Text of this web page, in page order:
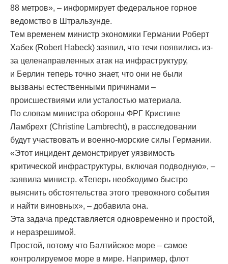
88 метров», – информирует федеральное горное
ведомство в Штральзунде.
Тем временем министр экономики Германии Роберт
Хабек (Robert Habeck) заявил, что течи появились из-
за целенаправленных атак на инфраструктуру,
и Берлин теперь точно знает, что они не были
вызваны естественными причинами –
происшествиями или усталостью материала.
По словам министра обороны ФРГ Кристине
Ламбрехт (Christine Lambrecht), в расследовании
будут участвовать и военно-морские силы Германии.
«Этот инцидент демонстрирует уязвимость
критической инфраструктуры, включая подводную», –
заявила министр. «Теперь необходимо быстро
выяснить обстоятельства этого тревожного события
и найти виновных», – добавила она.
Эта задача представляется одновременно и простой,
и неразрешимой.
Простой, потому что Балтийское море – самое
контролируемое море в мире. Например, флот